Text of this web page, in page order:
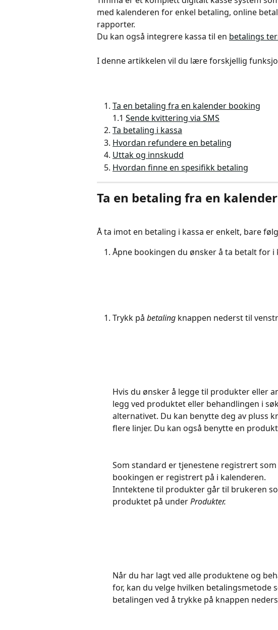
med kalenderen for enkel betaling, online
rapporter.
Du kan også integrere kassa til en betalings
I denne artikkelen vil du lære forskjellig
Ta en betaling fra en kalender booking
1.1 Sende kvittering via SMS
Ta betaling i kassa
Hvordan refundere en betaling
Uttak og innskudd
Hvordan finne en spesifikk betaling
Ta en betaling fra en
Å ta imot en betaling i kassa er enkelt, bare
Åpne bookingen du ønsker å ta betalt for i
Trykk på betaling knappen nederst til
Hvis du ønsker å legge til produkter eller
legg ved produktet eller behandlingen i
alternativet. Du kan benytte deg av pluss
flere linjer. Du kan også benytte en
Som standard er tjenestene registrert
bookingen er registrert på i kalenderen.
Inntektene til produkter går til brukeren
produktet på under Produkter.
Når du har lagt ved alle produktene og
for, kan du velge hvilken betalingsmetode
betalingen ved å trykke på knappen